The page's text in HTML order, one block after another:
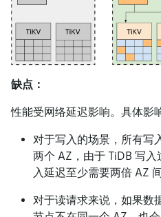
缺点：
性能受网络延迟影响。具体影
对于写入的场景，所有写
两个 AZ，由于 TiDB 写
入延迟至少需要两倍 AZ
对于读请求来说，如果数